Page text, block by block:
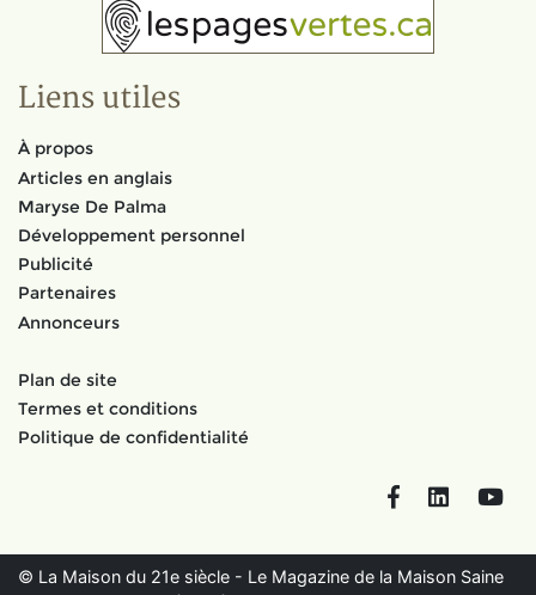
Liens utiles
À propos
Articles en anglais
Maryse De Palma
Développement personnel
Publicité
Partenaires
Annonceurs
Plan de site
Termes et conditions
Politique de confidentialité
FacebookLinkedIn
© La Maison du 21e siècle - Le Magazine de la Maison Saine